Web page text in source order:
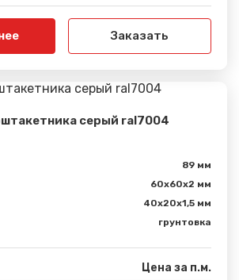
Заказать
серый ral7004
89 мм
60х60х2 мм
40х20х1,5 мм
грунтовка
Цена за п.м.
Вами.